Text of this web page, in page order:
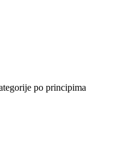
po principima